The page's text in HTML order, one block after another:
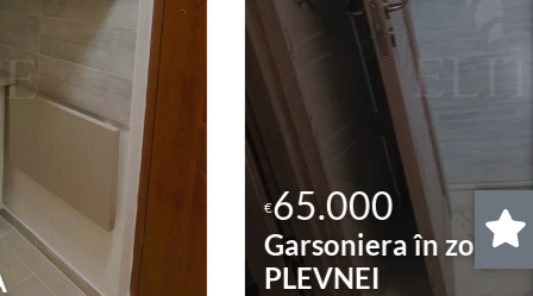
65.000
Garsoniera în zona STRAZII
PLEVNEI